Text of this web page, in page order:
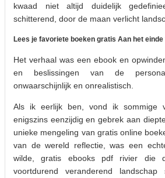
kwaad niet altijd duidelijk
schitterend, door de maan verlicht
Lees je favoriete boeken gratis Aan het einde
Het verhaal was een ebook en
en beslissingen van de
onwaarschijnlijk en onrealistisch.
Als ik eerlijk ben, vond ik sommige
enigszins eenzijdig en gebrek aan
unieke mengeling van gratis online
van de wereld reflectie, was een
wilde, gratis ebooks pdf rivier die
voortdurend veranderend